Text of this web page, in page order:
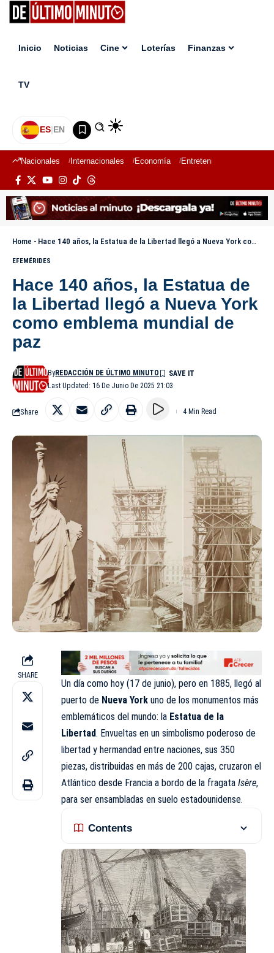
Inicio Noticias Cine Loterías Finanzas
TV
ES|EN
Nacionales Internacionales Economía Entretenimiento
Home - Hace 140 años, la Estatua de la Libertad llegó a Nueva York como emblema mundial de paz
EFEMÉRIDES
Hace 140 años, la Estatua de
la Libertad llegó a Nueva York
como emblema mundial de
paz
Last Updated: 16 De Junio De 2025 21:03
ByREDACCIÓN DE ÚLTIMO MINUTO
Share 4 Min Read
SHARE
Un día como hoy (17 de junio), pero en 1885, llegó al
puerto de Nueva York uno de los monumentos más
emblemáticos del mundo: la Estatua de la
Libertad. Envueltas en un simbolismo poderoso de
libertad y hermandad entre naciones, sus 350
piezas, distribuidas en más de 200 cajas, cruzaron el
Atlántico desde Francia a bordo de la fragata Isère,
para ser ensambladas en suelo estadounidense.
Contents